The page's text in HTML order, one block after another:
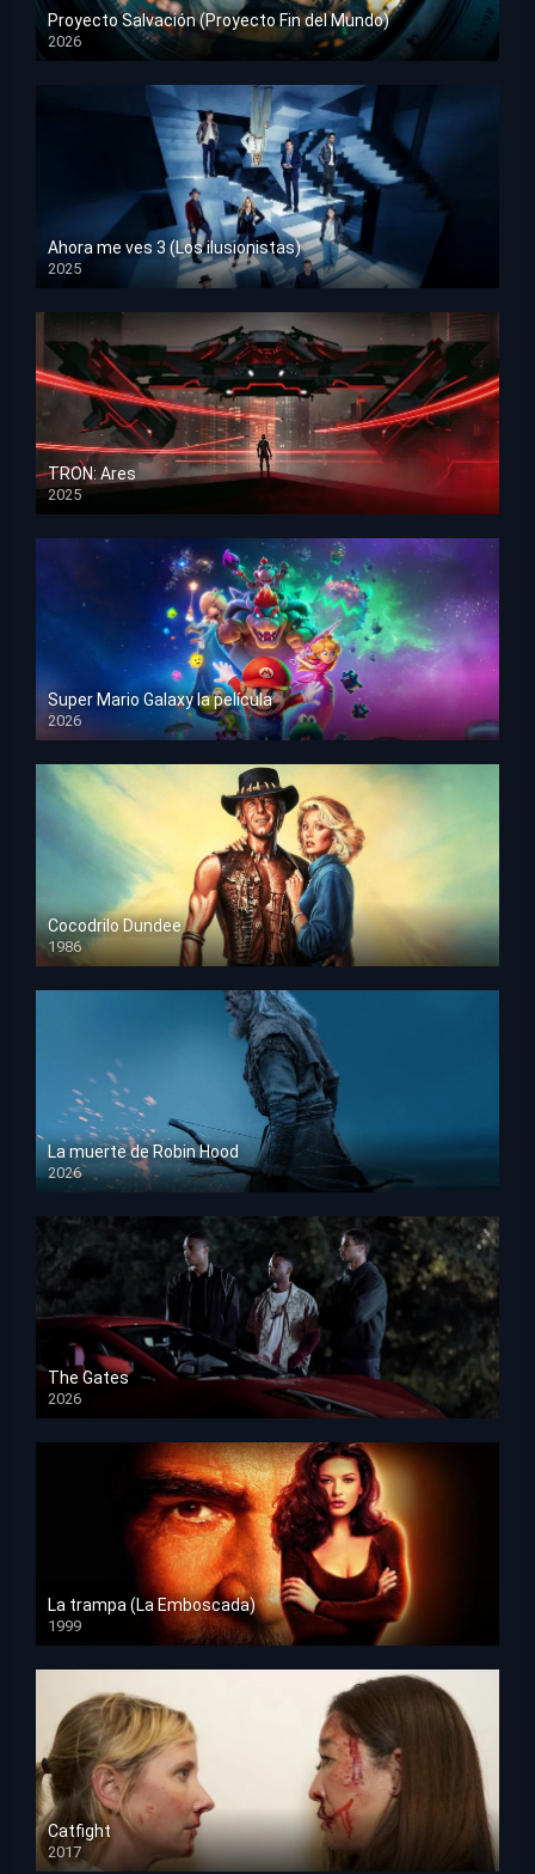
Proyecto Salvación (Proyecto Fin del Mundo)
2026
HD 1080p
Ahora me ves 3 (Los ilusionistas)
2025
HD 1080p
TRON: Ares
2025
HD 1080p
Super Mario Galaxy la película
2026
HD 1080p
Cocodrilo Dundee
1986
HD 1080p
La muerte de Robin Hood
2026
HD 1080p
The Gates
2026
HD 1080p
La trampa (La Emboscada)
1999
HD 1080p
Catfight
2017
HD 720p